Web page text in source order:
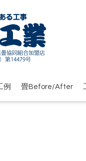
例 畳Before/After